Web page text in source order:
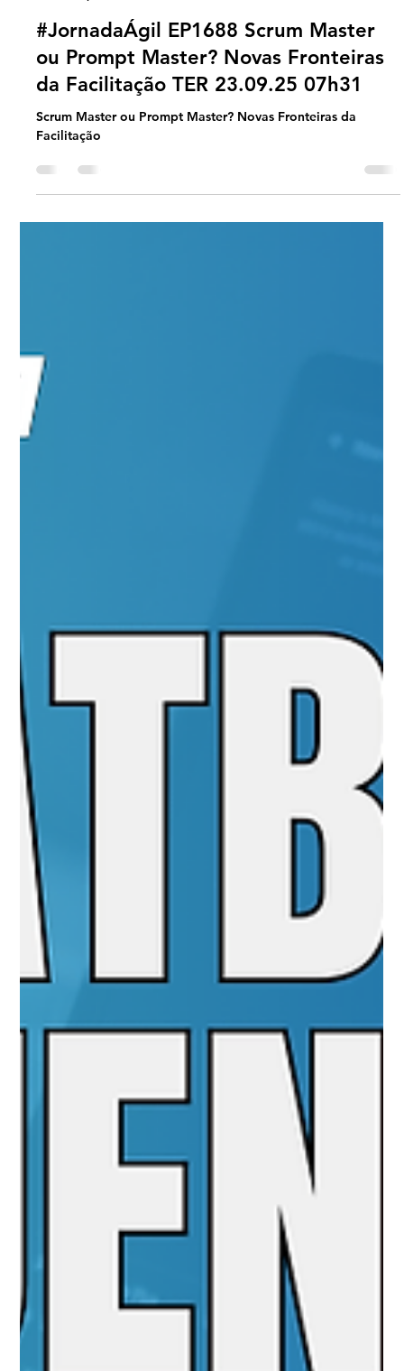
Universo Ágil (interno)
Sep 28, 2025
2 min read
#JornadaÁgil EP1688 Scrum Master
ou Prompt Master? Novas Fronteiras
da Facilitação TER 23.09.25 07h31
Facilitação